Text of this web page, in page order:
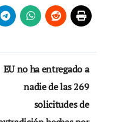
EU no ha entregado a
nadie de las 269
solicitudes de